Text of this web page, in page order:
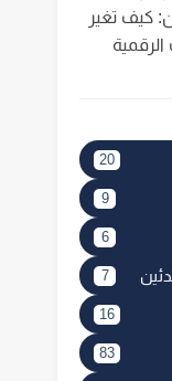
كيف تغير
20
9
6
7
16
83